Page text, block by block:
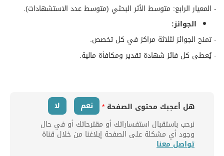
- المعيار الرابع: متوسط الأثر البحثي (متوسط عدد الاستشهادات).
الجوائز:
- تمنح الجوائز لثلاثة مراكز في كل تخصص.
- يُعطى كل فائز شهادة تقدير ومكافأة مالية.​
هل أعجبك محتوى الصفحة * نعم لا
نرحب باستقبال استفساراتك أو مقترحاتك أو في حال
وجود أي مشكلة على الصفحة إبلاغنا من خلال قناة
تواصل معنا